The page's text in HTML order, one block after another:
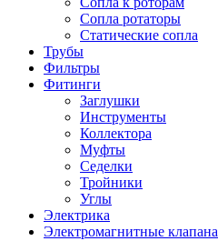
Сопла ротаторы
Статические сопла
Трубы
Фильтры
Фитинги
Заглушки
Инструменты
Коллектора
Муфты
Седелки
Тройники
Углы
Электрика
Электромагнитные клапана